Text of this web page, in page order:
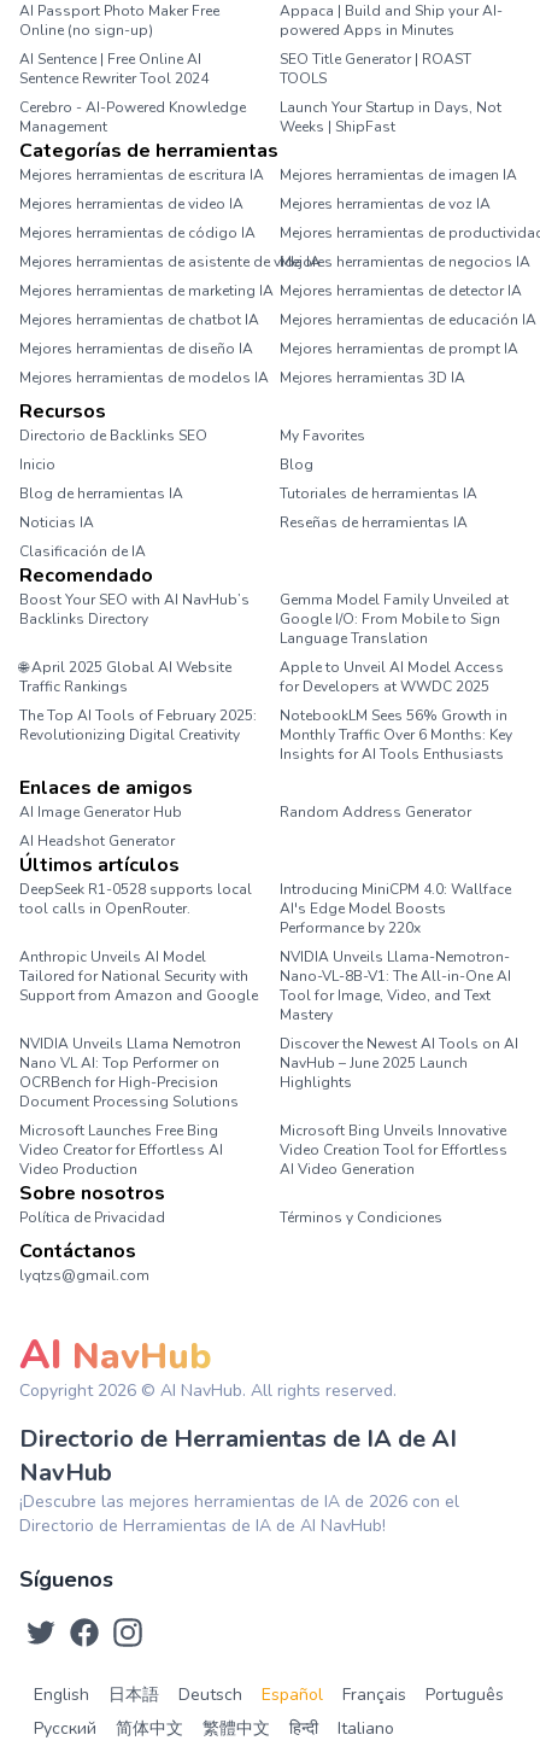
AI Passport Photo Maker Free
Online (no sign-up)
Appaca | Build and Ship your AI-
powered Apps in Minutes
AI Sentence | Free Online AI
Sentence Rewriter Tool 2024
SEO Title Generator | ROAST
TOOLS
Cerebro - AI-Powered Knowledge
Management
Launch Your Startup in Days, Not
Weeks | ShipFast
Categorías de herramientas
Mejores herramientas de escritura IA
Mejores herramientas de imagen IA
Mejores herramientas de video IA
Mejores herramientas de voz IA
Mejores herramientas de código IA
Mejores herramientas de
Mejores herramientas de asistente de vida IAMejores herramientas de negocios IA
Mejores herramientas de marketing IA Mejores herramientas de detector IA
Mejores herramientas de chatbot IA
Mejores herramientas de educación IA
Mejores herramientas de diseño IA
Mejores herramientas de prompt IA
Mejores herramientas de modelos IA
Mejores herramientas 3D IA
Recursos
Directorio de Backlinks SEO
My Favorites
Inicio
Blog
Blog de herramientas IA
Tutoriales de herramientas IA
Noticias IA
Reseñas de herramientas IA
Clasificación de IA
Recomendado
Boost Your SEO with AI NavHub’s
Backlinks Directory
Gemma Model Family Unveiled at
Google I/O: From Mobile to Sign
Language Translation
🌐 April 2025 Global AI Website
Traffic Rankings
Apple to Unveil AI Model Access
for Developers at WWDC 2025
The Top AI Tools of February 2025:
Revolutionizing Digital Creativity
NotebookLM Sees 56% Growth in
Monthly Traffic Over 6 Months: Key
Insights for AI Tools Enthusiasts
Enlaces de amigos
AI Image Generator Hub
Random Address Generator
AI Headshot Generator
Últimos artículos
DeepSeek R1-0528 supports local
tool calls in OpenRouter.
Introducing MiniCPM 4.0: Wallface
AI's Edge Model Boosts
Performance by 220x
Anthropic Unveils AI Model
Tailored for National Security with
Support from Amazon and Google
NVIDIA Unveils Llama-Nemotron-
Nano-VL-8B-V1: The All-in-One AI
Tool for Image, Video, and Text
Mastery
NVIDIA Unveils Llama Nemotron
Nano VL AI: Top Performer on
OCRBench for High-Precision
Document Processing Solutions
Discover the Newest AI Tools on AI
NavHub – June 2025 Launch
Highlights
Microsoft Launches Free Bing
Video Creator for Effortless AI
Video Production
Microsoft Bing Unveils Innovative
Video Creation Tool for Effortless
AI Video Generation
Sobre nosotros
Política de Privacidad Términos y Condiciones
Contáctanos
lyqtzs@gmail.com
AI NavHub
Copyright 2026 © AI NavHub. All rights reserved.
Directorio de Herramientas de IA de AI
NavHub
¡Descubre las mejores herramientas de IA de 2026 con el
Directorio de Herramientas de IA de AI NavHub!
Síguenos
English 日本語 Deutsch Español Français
Português
Русский
简体中文 繁體中文 हिन्दी Italiano